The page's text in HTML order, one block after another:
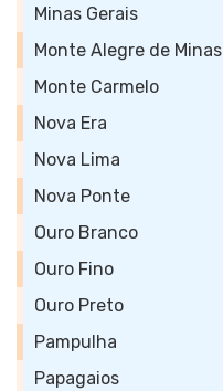
Minas Gerais
Monte Alegre de Minas
Monte Carmelo
Nova Era
Nova Lima
Nova Ponte
Ouro Branco
Ouro Fino
Ouro Preto
Pampulha
Papagaios